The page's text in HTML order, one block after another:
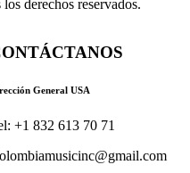
derechos reservados.
General USA
+1 832 613 70 71